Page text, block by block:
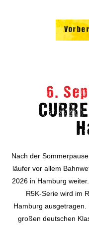
6.
Nach der
läufer vor allem
2026 in Hamburg
R5K-Serie wird im
Hamburg
großen deutschen